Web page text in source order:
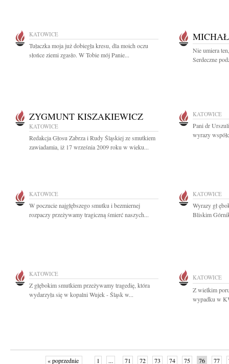
KATOWICE
Tułaczka moja już dobiegła kresu, dla moich oczu
słońce ziemi zgasło. W Tobie mój Panie...
Nie umiera
Serdeczne
ZYGMUNT KISZAKIEWICZ
KATOWICE
Redakcja Głosu Zabrza i Rudy Śląskiej ze smutkiem
zawiadamia, iż 17 września 2009 roku w wieku...
KATOWICE
Pani dr
wyrazy
KATOWICE
W poczucie najgłębszego smutku i bezmiernej
rozpaczy przeżywamy tragiczną śmierć naszych...
KATOWICE
Wyrazy gł
Bliskim
KATOWICE
Z głębokim smutkiem przeżywamy tragedię, która
wydarzyła się w kopalni Wujek - Śląsk w...
KATOWICE
Z wielkim
wypadku w
« poprzednie 1 ... 71 72 73 74 75 76 77